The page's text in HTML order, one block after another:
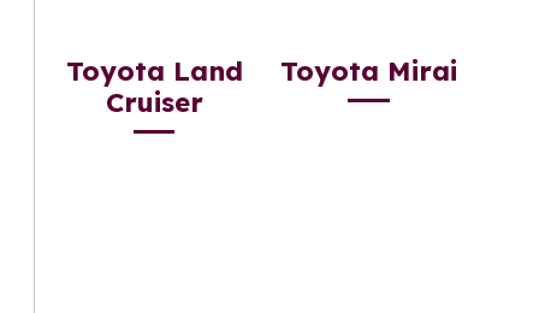
Toyota Land
Cruiser
Toyota Mirai